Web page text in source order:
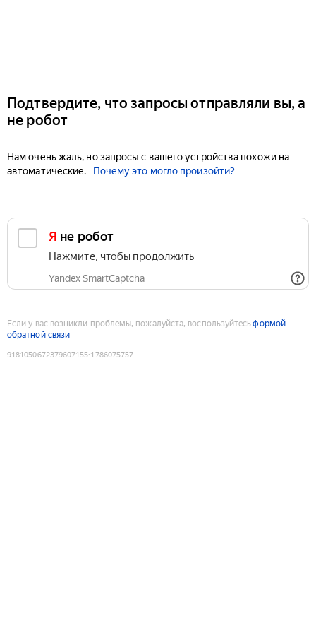
Подтвердите, что запросы отправляли вы, а
не робот
Нам очень жаль, но запросы с вашего устройства похожи на
автоматические.
Почему это могло произойти?
Я не робот
Нажмите, чтобы продолжить
Yandex SmartCaptcha
Если у вас возникли проблемы, пожалуйста, воспользуйтесьформой
обратной связи
9181050672379607155:1786075757